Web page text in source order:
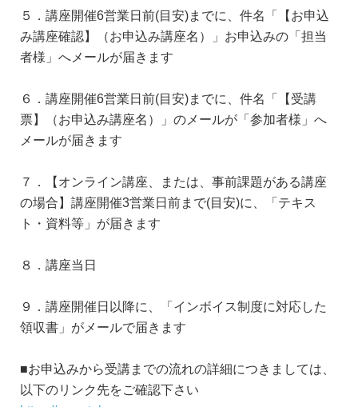
５．講座開催6営業日前(目安)までに、件名「【お申込
み講座確認】（お申込み講座名）」お申込みの「担当
者様」へメールが届きます
６．講座開催6営業日前(目安)までに、件名「【受講
票】（お申込み講座名）」のメールが「参加者様」へ
メールが届きます
７．【オンライン講座、または、事前課題がある講座
の場合】講座開催3営業日前まで(目安)に、「テキス
ト・資料等」が届きます
８．講座当日
９．講座開催日以降に、「インボイス制度に対応した
領収書」がメールで届きます
■お申込みから受講までの流れの詳細につきましては、
以下のリンク先をご確認下さい